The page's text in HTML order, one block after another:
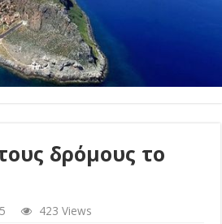
δρόμους το
423 Views